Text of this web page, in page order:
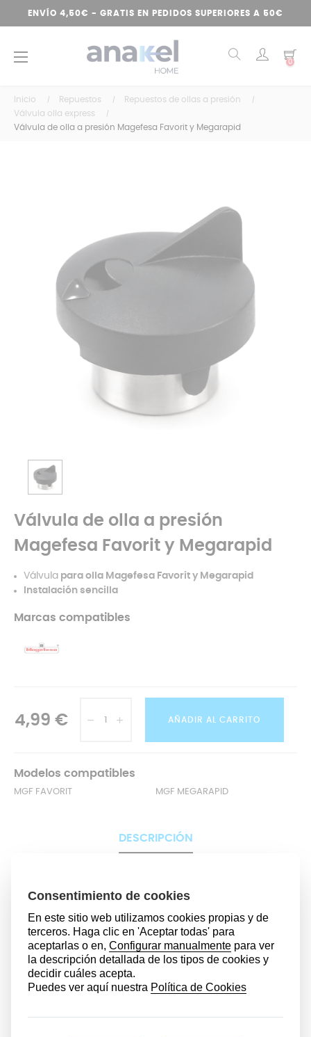
ENVÍO 4,50€ - GRATIS EN PEDIDOS SUPERIORES A 50€
Navegación
☰ 0
Inicio Repuestos
Repuestos de ollas a presión
Válvula olla express
Válvula de olla a presión Magefesa Favorit y Megarapid
Válvula de olla a presión
Magefesa Favorit y Megarapid
Válvula para olla Magefesa Favorit y Megarapid
Instalación sencilla
Marcas compatibles
4,99 € AÑADIR AL CARRITO
Modelos compatibles
MGF FAVORIT MGF MEGARAPID
DESCRIPCIÓN
día, esimportante que revises asiduamente el estado
están en perfectas condiciones y así hacer un
seguro y correcto
.
Si notas que la válvula está averiada es preciso que la
sustituyas en cuanto aprecies cualquier mínimo fallo.
Esta válvula de contrapeso es unrecambio